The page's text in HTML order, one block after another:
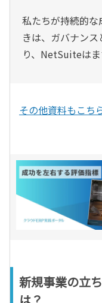
私たちが持続的
きは、ガバナン
り、NetSuiteは
その他資料もこち
新規事業の立